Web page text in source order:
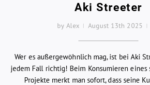
Aki Streeter
by Alex August 13th 2025
Wer es außergewöhnlich mag, ist bei Aki
jedem Fall richtig! Beim Konsumieren eines
Projekte merkt man sofort, dass seine